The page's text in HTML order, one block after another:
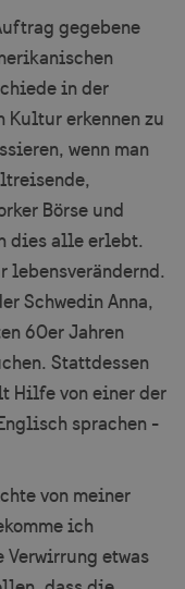
gegebene
in der
Kultur erkennen zu
wenn man
Börse und
dies alle erlebt.
lebensverändernd.
Schwedin Anna,
60er Jahren
Stattdessen
Hilfe von einer der
sprachen -
von meiner
ich
Verwirrung etwas